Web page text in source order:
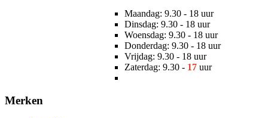
Maandag: 9.30 - 18 uur
Dinsdag: 9.30 - 18 uur
Woensdag: 9.30 - 18 uur
Donderdag: 9.30 - 18 uur
Vrijdag: 9.30 - 18 uur
Zaterdag: 9.30 - 17 uur
Merken